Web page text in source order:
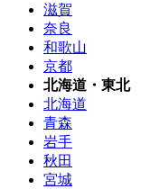
滋賀
奈良
和歌山
京都
北海道・東北
北海道
青森
岩手
秋田
宮城